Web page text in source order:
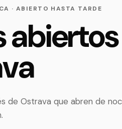
· ABIERTO HASTA TARDE
de Ostrava que abren de